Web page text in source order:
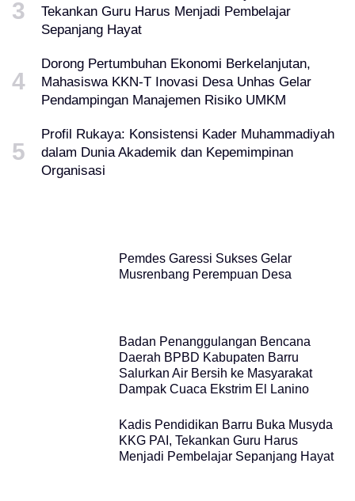
Tekankan Guru Harus Menjadi Pembelajar
Sepanjang Hayat
Dorong Pertumbuhan Ekonomi Berkelanjutan,
Mahasiswa KKN-T Inovasi Desa Unhas Gelar
Pendampingan Manajemen Risiko UMKM
Profil Rukaya: Konsistensi Kader Muhammadiyah
dalam Dunia Akademik dan Kepemimpinan
Organisasi
Pemdes Garessi Sukses Gelar
Musrenbang Perempuan Desa
Badan Penanggulangan Bencana
Daerah BPBD Kabupaten Barru
Salurkan Air Bersih ke Masyarakat
Dampak Cuaca Ekstrim El Lanino
Kadis Pendidikan Barru Buka Musyda
KKG PAI, Tekankan Guru Harus
Menjadi Pembelajar Sepanjang Hayat